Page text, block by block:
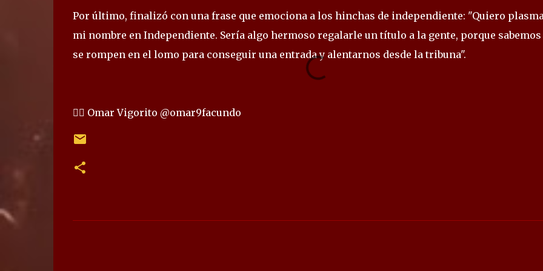
Por último, finalizó con una frase que emociona a los hinchas de independiente: "Quiero
mi nombre en Independiente. Sería algo hermoso regalarle un título a la gente, porque sabemos
se rompen en el lomo para conseguir una entrada y alentarnos desde la tribuna".
✍🏻 Omar Vigorito @omar9facundo